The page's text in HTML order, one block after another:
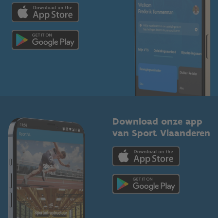
Trainers en begeleiders
Topsporters
Voor de pers
Download onze app
van Sport Vlaanderen